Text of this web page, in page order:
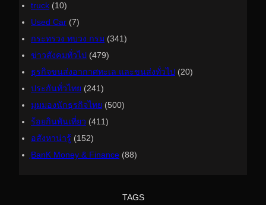
truck (10)
Used Car (7)
กระทรวง ทบวง กรม (341)
ข่าวสังคมทั่วไป (479)
ธุรกิจขนส่งอากาศทะเล และขนส่งทั่วไป (20)
ประกันทั่วไทย (241)
มุมมองนักธุรกิจไทย (500)
ร้อยกินพันเที่ยว (411)
อสังหาน่ารู้ (152)
ฺBanK Money & Finance (88)
TAGS